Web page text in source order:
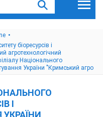
біоресурсів і
агротехнологічний
Національного
України "Кримський агро
І